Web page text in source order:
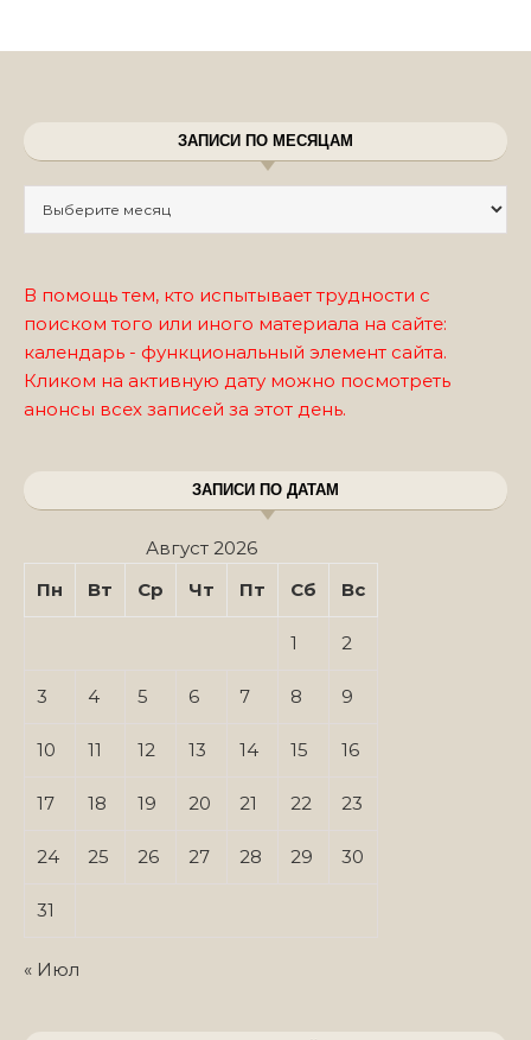
ЗАПИСИ ПО МЕСЯЦАМ
В помощь тем, кто испытывает трудности с
поиском того или иного материала на сайте:
календарь - функциональный элемент сайта.
Кликом на активную дату можно посмотреть
анонсы всех записей за этот день.
ЗАПИСИ ПО ДАТАМ
Август 2026
Пн
Вт Ср Чт Пт Сб Вс
1 2
3 4 5 6 7 8 9
10 11 12 13 14 15 16
17 18 19 20 21 22 23
24 25 26 27 28 29 30
31
« Июл